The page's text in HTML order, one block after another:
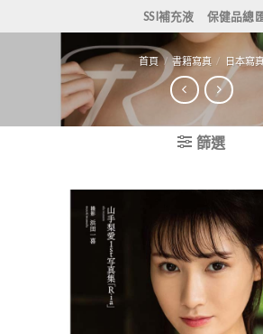
SSI補充液 保健品總
首頁 / 書籍寫真 / 日本寫
篩選